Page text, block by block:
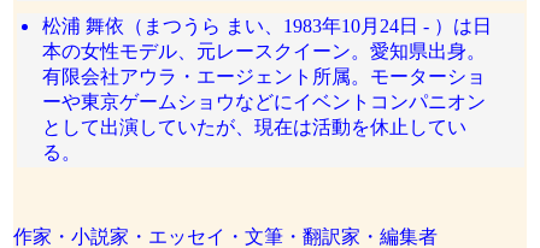
松浦 舞依（まつうら まい、1983年10月24日 - ）は日
本の女性モデル、元レースクイーン。愛知県出身。
有限会社アウラ・エージェント所属。モーターショ
ーや東京ゲームショウなどにイベントコンパニオン
として出演していたが、現在は活動を休止してい
る。
作家・小説家・エッセイ・文筆・翻訳家・編集者